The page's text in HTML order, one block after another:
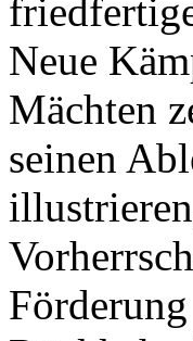
Neue
Mächten
seinen